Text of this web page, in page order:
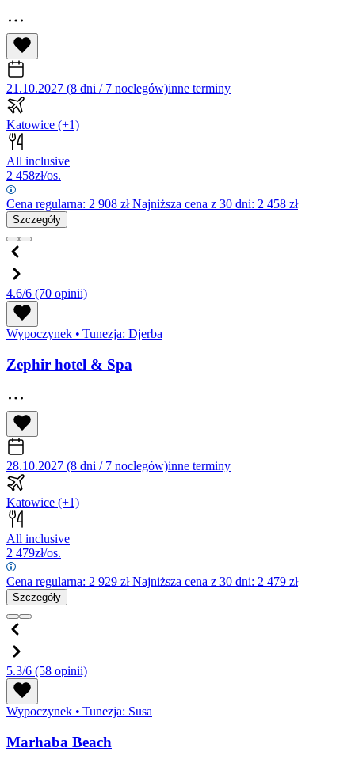
21.10.2027 (8 dni / 7 noclegów)inne terminy
Katowice (+1)
All inclusive
2 458zł/os.
Cena regularna: 2 908 złNajniższa cena z 30 dni: 2 458 zł
Szczegóły
4.6/6 (70 opinii)
Wypoczynek • Tunezja: Djerba
Zephir hotel & Spa
28.10.2027 (8 dni / 7 noclegów)inne terminy
Katowice (+1)
All inclusive
2 479zł/os.
Cena regularna: 2 929 złNajniższa cena z 30 dni: 2 479 zł
Szczegóły
5.3/6 (58 opinii)
Wypoczynek • Tunezja: Susa
Marhaba Beach